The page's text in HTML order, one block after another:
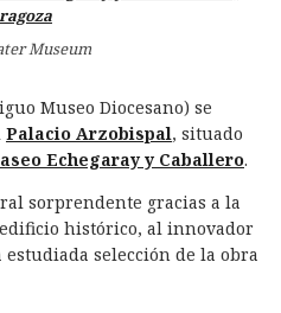
Museum
Museo Diocesano) se
Palacio Arzobispal, situado
Echegaray y Caballero.
sorprendente gracias a la
histórico, al innovador
selección de la obra